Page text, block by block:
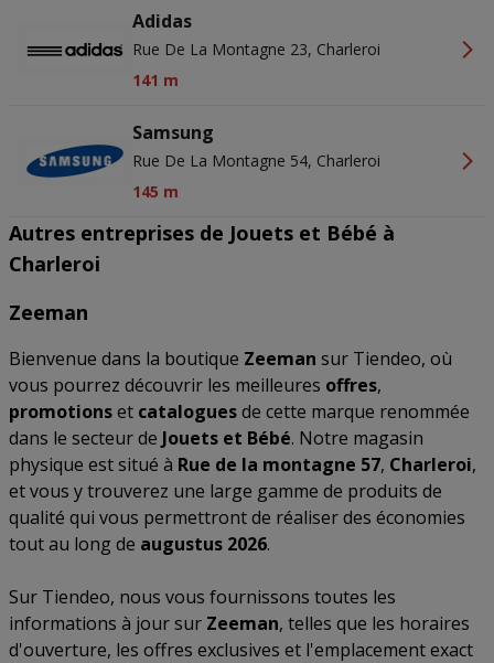
Adidas
Rue De La Montagne 23, Charleroi
141 m
Samsung
Rue De La Montagne 54, Charleroi
145 m
Autres entreprises de Jouets et Bébé à
Charleroi
Zeeman
Bienvenue dans la boutique Zeeman sur Tiendeo, où
vous pourrez découvrir les meilleures offres,
promotionset cataloguesde cette marque renommée
dans le secteur de Jouets et Bébé. Notre magasin
physique est situé à Rue de la montagne 57, Charleroi,
et vous y trouverez une large gamme de produits de
qualité qui vous permettront de réaliser des économies
tout au long de augustus 2026.
Sur Tiendeo, nous vous fournissons toutes les
informations à jour sur Zeeman, telles que les horaires
d'ouverture, les offres exclusives et l'emplacement exact